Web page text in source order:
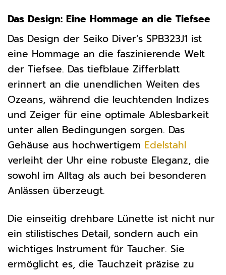
Das Design: Eine Hommage an die Tiefsee
Das Design der Seiko Diver’s SPB323J1 ist
eine Hommage an die faszinierende Welt
der Tiefsee. Das tiefblaue Zifferblatt
erinnert an die unendlichen Weiten des
Ozeans, während die leuchtenden Indizes
und Zeiger für eine optimale Ablesbarkeit
unter allen Bedingungen sorgen. Das
Gehäuse aus hochwertigem Edelstahl
verleiht der Uhr eine robuste Eleganz, die
sowohl im Alltag als auch bei besonderen
Anlässen überzeugt.
Die einseitig drehbare Lünette ist nicht nur
ein stilistisches Detail, sondern auch ein
wichtiges Instrument für Taucher. Sie
ermöglicht es, die Tauchzeit präzise zu